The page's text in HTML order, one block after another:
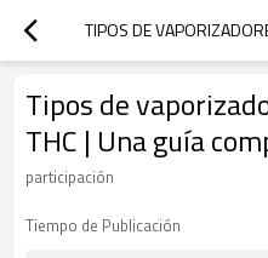
Tipos de
THC | Una guía
participación
Tiempo de Publicación